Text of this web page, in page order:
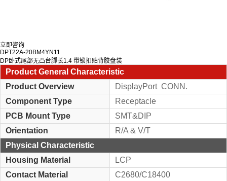
立即咨询
DPT22A-20BM4YN11
DP卧式尾部无凸台脚长1.4 带锁扣贴背胶盘装
Product General Characteristic
Product Overview
DisplayPort CONN.
Component Type
Receptacle
PCB Mount Type
SMT&DIP
Orientation
R/A & V/T
Physical Characteristic
Housing Material
LCP
Contact Material
C2680/C18400